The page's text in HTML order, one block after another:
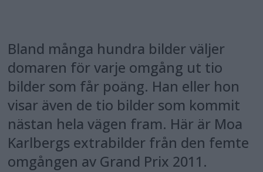
Bland många hundra bilder väljer
domaren för varje omgång ut tio
bilder som får poäng. Han eller hon
visar även de tio bilder som kommit
nästan hela vägen fram. Här är Moa
Karlbergs extrabilder från den femte
omgången av Grand Prix 2011.